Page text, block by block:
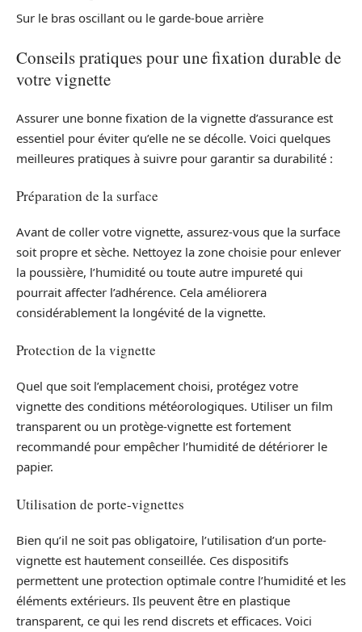
Sur le bras oscillant ou le garde-boue arrière
Conseils pratiques pour une fixation durable de
votre vignette
Assurer une bonne fixation de la vignette d’assurance est
essentiel pour éviter qu’elle ne se décolle. Voici quelques
meilleures pratiques à suivre pour garantir sa durabilité :
Préparation de la surface
Avant de coller votre vignette, assurez-vous que la surface
soit propre et sèche. Nettoyez la zone choisie pour enlever
la poussière, l’humidité ou toute autre impureté qui
pourrait affecter l’adhérence. Cela améliorera
considérablement la longévité de la vignette.
Protection de la vignette
Quel que soit l’emplacement choisi, protégez votre
vignette des conditions météorologiques. Utiliser un film
transparent ou un protège-vignette est fortement
recommandé pour empêcher l’humidité de détériorer le
papier.
Utilisation de porte-vignettes
Bien qu’il ne soit pas obligatoire, l’utilisation d’un porte-
vignette est hautement conseillée. Ces dispositifs
permettent une protection optimale contre l’humidité et les
éléments extérieurs. Ils peuvent être en plastique
transparent, ce qui les rend discrets et efficaces. Voici